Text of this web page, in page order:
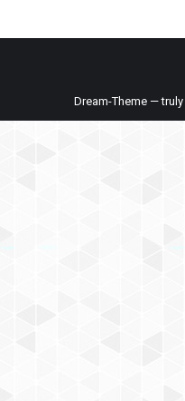
Dream-Theme — truly